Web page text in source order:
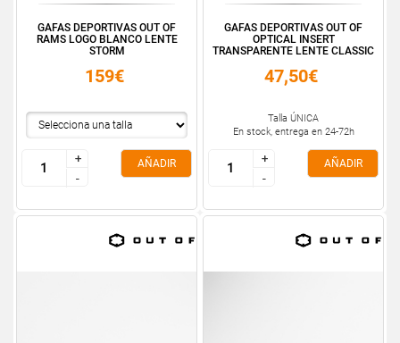
GAFAS DEPORTIVAS OUT OF
RAMS LOGO BLANCO LENTE
STORM
159€
+
-
+
-
AÑADIR
GAFAS DEPORTIVAS OUT OF
OPTICAL INSERT
TRANSPARENTE LENTE CLASSIC
47,50€
Talla ÚNICA
En stock, entrega en 24-72h
+
-
+
-
AÑADIR